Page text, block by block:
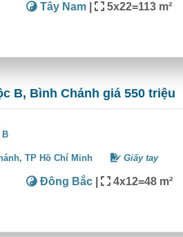
Tây Nam| 5x22=113 m²
B, Bình Chánh giá 550 triệu
B
TP Hồ Chí Minh Giấy tay
Đông Bắc| 4x12=48 m²